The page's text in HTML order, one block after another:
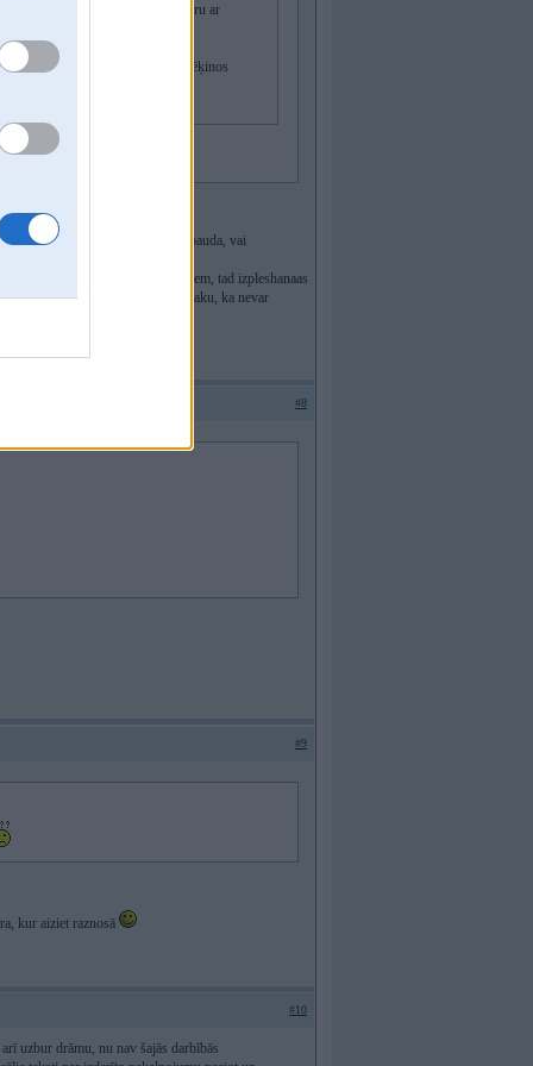
un neaizgāju uz Prokuratūru ar
Man nav ticības, ka man rēķinos
servisa darbiem. Lai paarbauda, vai
uudennssuukni ar prichindaaljiem, tad izpleshanaas
tajaa dzeses sisteemaa. Nesaku, ka nevar
ir zudusi.
#8
#9
kur aiziet raznosā
#10
uzbur drāmu, nu nav šajās darbībās